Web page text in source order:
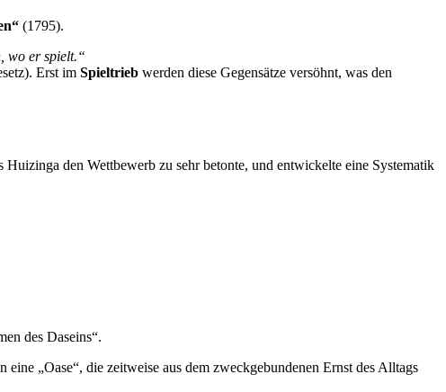
(1795).
wo er spielt.“
Erst im Spieltrieb werden diese Gegensätze versöhnt, was den
Huizinga den Wettbewerb zu sehr betonte, und entwickelte eine Systematik
des Daseins“.
„Oase“, die zeitweise aus dem zweckgebundenen Ernst des Alltags